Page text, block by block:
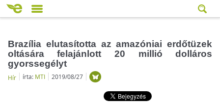
Brazília elutasította az amazóniai erdőtüzek
oltására felajánlott 20 millió dolláros
gyorssegélyt
Hír írta: MTI 2019/08/27